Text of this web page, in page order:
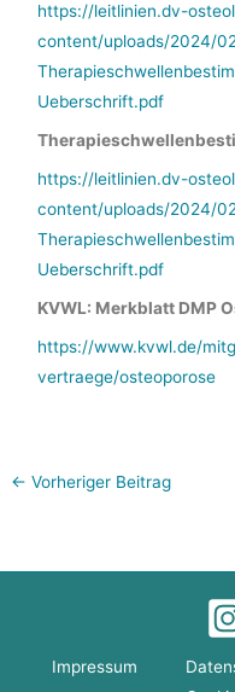
https://leitlinien.dv-
content/uploads/2024/
Ueberschrift.pdf
https://leitlinien.dv-
content/uploads/2024/
Ueberschrift.pdf
KVWL: Merkblatt DMP
https://www.kvwl.de/
vertraege/osteoporose
← Vorheriger Beitrag
Impressum